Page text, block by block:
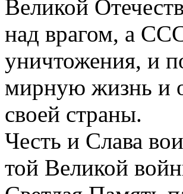
Великой
над врагом, а
уничтожения, и
мирную жизнь и
своей страны.
Честь и Слава
той Великой